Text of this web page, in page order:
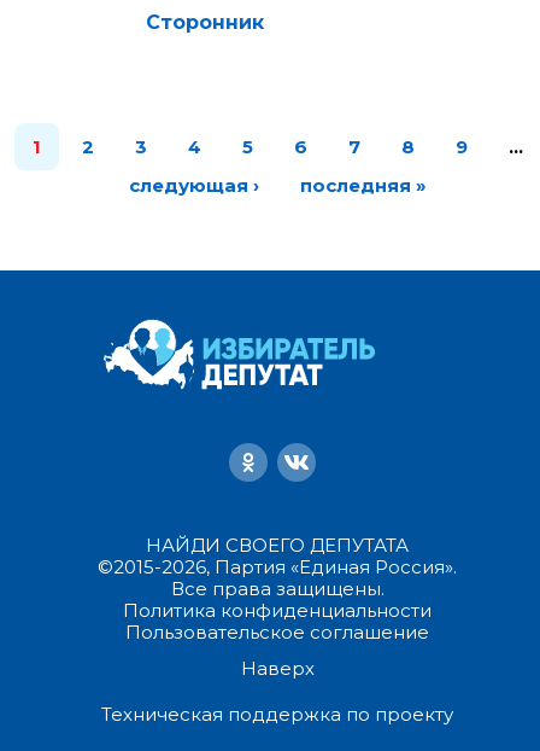
Сторонник
1 2 3 4 5 6 7 8 9
…
следующая ›
последняя »
НАЙДИ СВОЕГО ДЕПУТАТА
©2015-2026, Партия «Единая Россия».
Все права защищены.
Политика конфиденциальности
Пользовательское соглашение
Наверх
Техническая поддержка по проекту